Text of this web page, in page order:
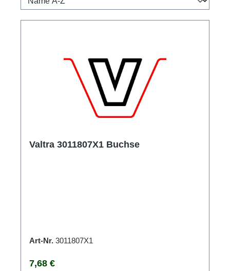
Valtra 3011807X1 Buchse
Art-Nr. 3011807X1
Regulärer Preis:
7,68 €